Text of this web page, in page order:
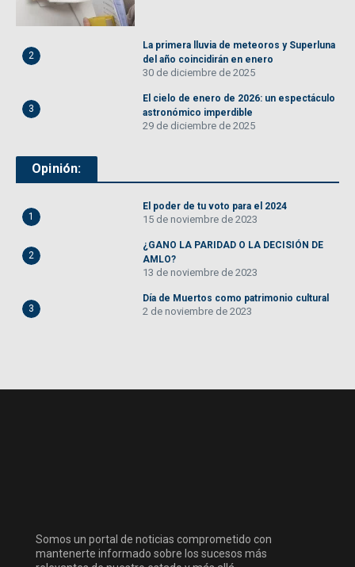
2
La primera lluvia de meteoros y Superluna
del año coincidirán en enero
30 de diciembre de 2025
3
El cielo de enero de 2026: un espectáculo
astronómico imperdible
29 de diciembre de 2025
Opinión:
1
El poder de tu voto para el 2024
15 de noviembre de 2023
2
¿GANO LA PARIDAD O LA DECISIÓN DE
AMLO?
13 de noviembre de 2023
3
Día de Muertos como patrimonio cultural
2 de noviembre de 2023
Somos un portal de noticias comprometido con
mantenerte informado sobre los sucesos más